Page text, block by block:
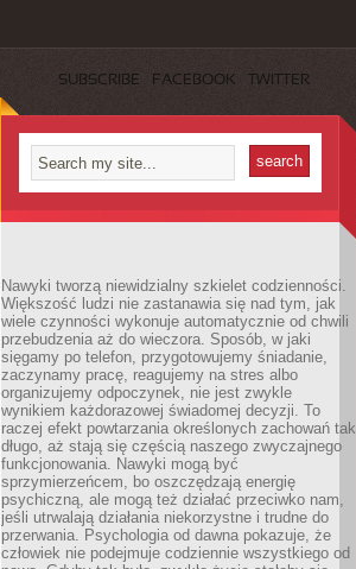
SUBSCRIBE FACEBOOK TWITTER
Nawyki tworzą niewidzialny szkielet codzienności.
Większość ludzi nie zastanawia się nad tym, jak
wiele czynności wykonuje automatycznie od chwili
przebudzenia aż do wieczora. Sposób, w jaki
sięgamy po telefon, przygotowujemy śniadanie,
zaczynamy pracę, reagujemy na stres albo
organizujemy odpoczynek, nie jest zwykle
wynikiem każdorazowej świadomej decyzji. To
raczej efekt powtarzania określonych zachowań tak
długo, aż stają się częścią naszego zwyczajnego
funkcjonowania. Nawyki mogą być
sprzymierzeńcem, bo oszczędzają energię
psychiczną, ale mogą też działać przeciwko nam,
jeśli utrwalają działania niekorzystne i trudne do
przerwania. Psychologia od dawna pokazuje, że
człowiek nie podejmuje codziennie wszystkiego od